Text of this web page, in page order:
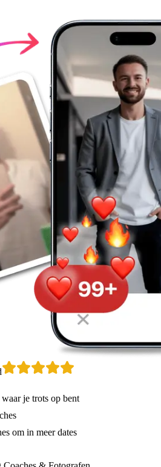
je trots op bent
om in meer dates